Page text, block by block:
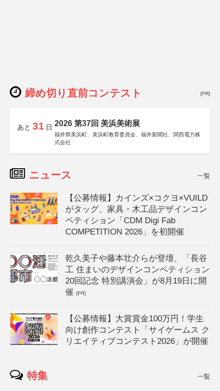
締め切り直前コンテスト [PR]
あと 31 日 2026 第37回 美浜美術展
福井県美浜町、美浜町教育委員会、福井新聞社、関西電力株
式会社
ニュース 一覧
【公募情報】カインズ×コクヨ×VUILD
がタッグ、家具・木工品デザインコン
ペティション「CDM Digi Fab
COMPETITION 2026」を初開催
乾久美子や藤本壮介らが登壇、「長谷
工 住まいのデザインコンペティション
20回記念 特別講演会」が8月19日に開
催[PR]
【公募情報】大賞賞金100万円！学生
向け創作コンテスト「サイゲームス ク
リエイティブコンテスト2026」が開催
特集 一覧